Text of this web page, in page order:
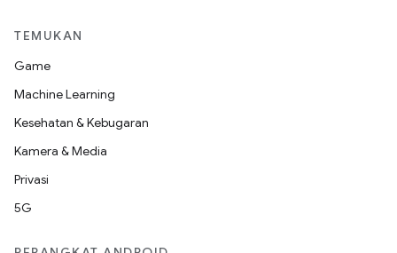
TEMUKAN
Game
Machine Learning
Kesehatan & Kebugaran
Kamera & Media
Privasi
5G